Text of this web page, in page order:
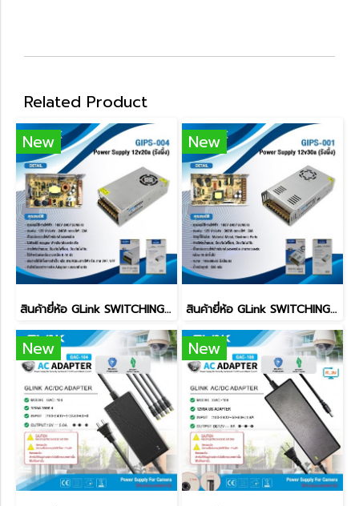
Related Product
New
สินค้ายี่ห้อ GLink SWITCHING POWER SUPPLY รุ่น GIPS-004
New
สินค้ายี่ห้อ GLink SWITCHING POWER SUPPLY รุ่น GIPS-001
New New